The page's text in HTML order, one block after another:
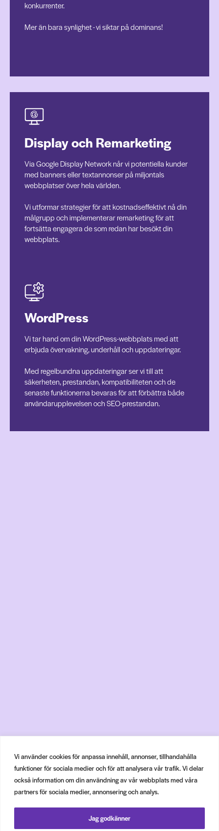
Vi använder cookies för anpassa innehåll, annonser, tillhandahålla
funktioner för sociala medier och för att analysera vår trafik. Vi delar
också information om din användning av vår webbplats med våra
partners för sociala medier, annonsering och analys.
Jag godkänner
konkurrenter.
Mer än bara synlighet - vi siktar på dominans!
Display och Remarketing
Via Google Display Network når vi potentiella kunder
med banners eller textannonser på miljontals
webbplatser över hela världen.
Vi utformar strategier för att kostnadseffektivt nå din
målgrupp och implementerar remarketing för att
fortsätta engagera de som redan har besökt din
webbplats.
WordPress
Vi tar hand om din WordPress-webbplats med att
erbjuda övervakning, underhåll och uppdateringar.
Med regelbundna uppdateringar ser vi till att
säkerheten, prestandan, kompatibiliteten och de
senaste funktionerna bevaras för att förbättra både
användarupplevelsen och SEO-prestandan.